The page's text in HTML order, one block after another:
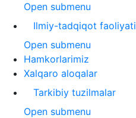
Open submenu
Ilmiy-tadqiqot faoliyati
Open submenu
Hamkorlarimiz
Xalqaro aloqalar
Tarkibiy tuzilmalar
Open submenu